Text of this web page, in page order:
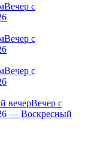
Вечер с
Вечер с
Вечер с
Вечер с
— Воскресный